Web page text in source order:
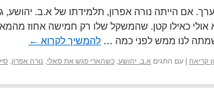
אם הייתה נורה אפרון, תלמידתו של א.ב. יהושע,
כאילו קטן. שהמשקל שלו רק חמישה אחוז
לנו ממש לפני כמה … להמשיך לקרוא ←
קריאה עם התגים א.ב. יהושע, כשהארי פגש את סאלי, נורה אפרון,